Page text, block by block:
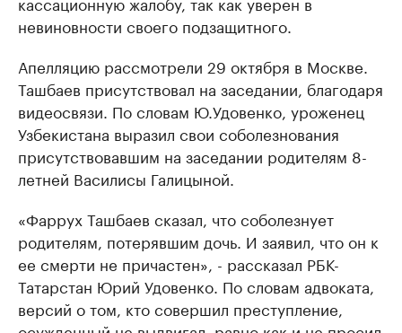
невиновности своего подзащитного.
Апелляцию рассмотрели 29 октября в Москве.
Ташбаев присутствовал на заседании, благодаря
видеосвязи. По словам Ю.Удовенко, уроженец
Узбекистана выразил свои соболезнования
присутствовавшим на заседании родителям 8-
летней Василисы Галицыной.
«Фаррух Ташбаев сказал, что соболезнует
родителям, потерявшим дочь. И заявил, что он к
ее смерти не причастен», - рассказал РБК-
Татарстан Юрий Удовенко. По словам адвоката,
версий о том, кто совершил преступление,